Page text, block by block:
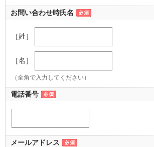
（ブラック）
お問い合わせ時氏名
［姓］
［名］
（全角で入力してください）
電話番号
メールアドレス